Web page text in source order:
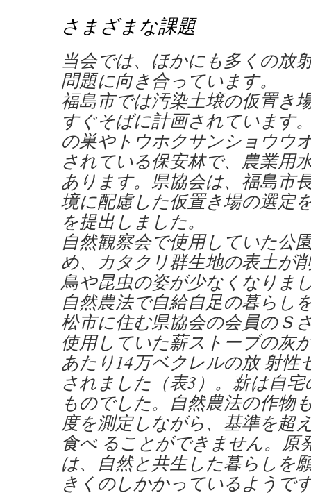
さまざまな課題
当会では、ほかにも多くの放
問題に向き合っています。
福島市では汚染土壌の仮置き
すぐそばに計画されています
の巣やトウホクサンショウウ
されている保安林で、農業用
あります。県協会は、福島市
境に配慮した仮置き場の選定
を提出しました。
自然観察会で使用していた公
め、カタクリ群生地の表土が
鳥や昆虫の姿が少なくなりま
自然農法で自給自足の暮らし
松市に住む県協会の会員のＳ
使用していた薪ストーブの灰
あたり14万ベクレルの放 射性
されました（表3）。薪は自
ものでした。自然農法の作物
度を測定しながら、基準を超
食べ ることができません。原
は、自然と共生した暮らしを
きくのしかかっているようで